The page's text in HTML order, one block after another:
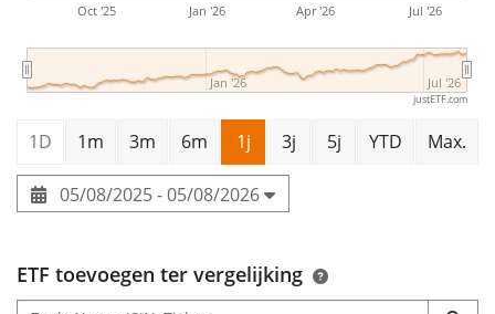
Oct '25 Jan '26 Apr '26 Jul '26
Jan '26 Jul '26
justETF.com
1D 1m 3m 6m 1j 3j 5j YTD Max.
05/08/2025 - 05/08/2026
ETF toevoegen ter vergelijking